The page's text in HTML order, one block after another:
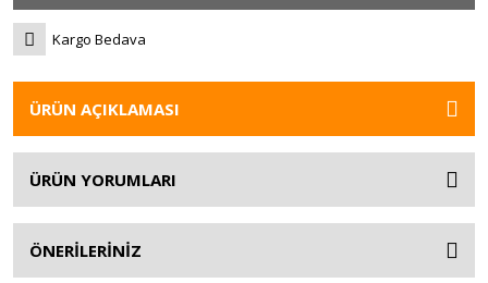
Kargo Bedava
ÜRÜN AÇIKLAMASI
ÜRÜN YORUMLARI
ÖNERİLERİNİZ